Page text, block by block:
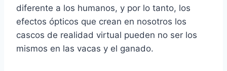
diferente a los humanos, y por lo tanto, los
efectos ópticos que crean en nosotros los
cascos de realidad virtual pueden no ser los
mismos en las vacas y el ganado.